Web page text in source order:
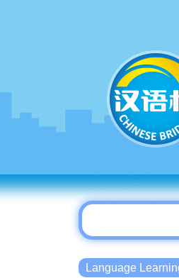
Language